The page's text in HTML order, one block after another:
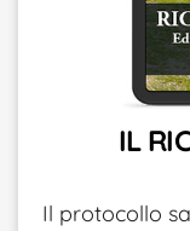
IL
Il protocollo